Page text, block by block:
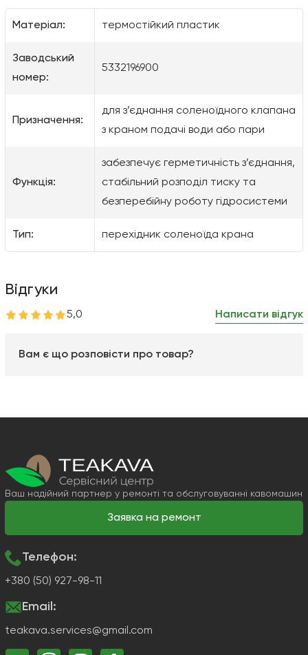
Матеріал: термостійкий пластик
Заводський
номер:
5332196900
Призначення:
для з’єднання соленоїдного клапана
з краном подачі води або пари
Функція:
забезпечує герметичність з’єднання,
стабільний розподіл тиску та
безперебійну роботу гідросистеми
Тип: перехідник соленоїда крана
Відгуки
5,0 Написати відгук
Вам є що розповісти про товар?
Ваш надійний партнер у ремонті та обслуговуванні кавомашин
Заявка на ремонт
Телефон:
+380 (50) 927-98-11
Email:
teakava.services@gmail.com